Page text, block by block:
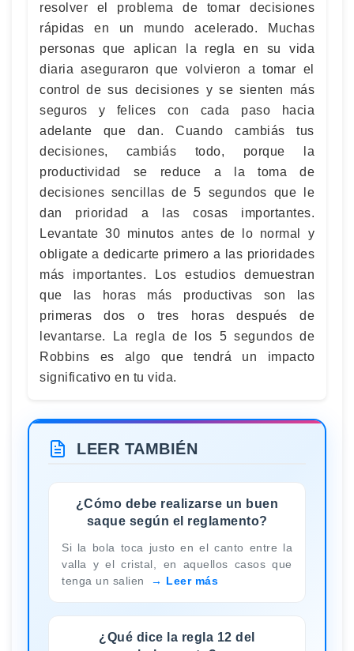
resolver el problema de tomar decisiones
rápidas en un mundo acelerado. Muchas
personas que aplican la regla en su vida
diaria aseguraron que volvieron a tomar el
control de sus decisiones y se sienten más
seguros y felices con cada paso hacia
adelante que dan. Cuando cambiás tus
decisiones, cambiás todo, porque la
productividad se reduce a la toma de
decisiones sencillas de 5 segundos que le
dan prioridad a las cosas importantes.
Levantate 30 minutos antes de lo normal y
obligate a dedicarte primero a las prioridades
más importantes. Los estudios demuestran
que las horas más productivas son las
primeras dos o tres horas después de
levantarse. La regla de los 5 segundos de
Robbins es algo que tendrá un impacto
significativo en tu vida.
LEER TAMBIÉN
¿Cómo debe realizarse un buen
saque según el reglamento?
Si la bola toca justo en el canto entre la
valla y el cristal, en aquellos casos que
tenga un salien
Leer más
¿Qué dice la regla 12 del